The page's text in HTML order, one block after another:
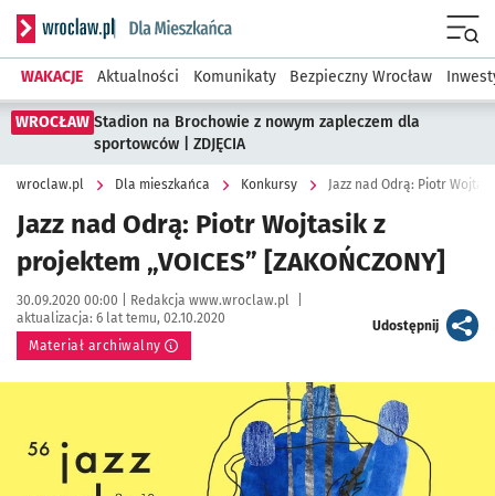
Serwis informacyjny wroclaw.pl podserwis: Dla mieszkańca
WAKACJE Aktualności Komunikaty Bezpieczny Wrocław
WROCŁAW Stadion na Brochowie z nowym zapleczem dla
sportowców | ZDJĘCIA
wroclaw.pl Dla mieszkańca Konkursy Jazz nad Odrą: Piotr
Jazz nad Odrą: Piotr Wojtasik z
projektem „VOICES” [ZAKOŃCZONY]
Data publikacji:
30.09.2020 00:00 | Autor:
Redakcja www.wroclaw.pl
aktualizacja: 6 lat temu, 02.10.2020
Materiał archiwalny
Udostępnijartykuł